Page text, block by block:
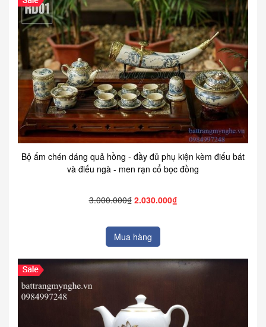
Bộ ấm chén dáng quả hồng - đầy đủ phụ kiện kèm điếu bát
và điếu ngà - men rạn cổ bọc đồng
3.000.000₫ 2.030.000₫
Mua hàng